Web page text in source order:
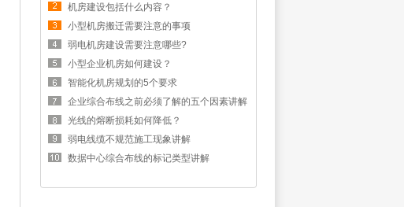
机房建设包括什么内容？
小型机房搬迁需要注意的事项
弱电机房建设需要注意哪些?
小型企业机房如何建设？
智能化机房规划的5个要求
企业综合布线之前必须了解的五个因素讲解
光线的熔断损耗如何降低？
弱电线缆不规范施工现象讲解
数据中心综合布线的标记类型讲解